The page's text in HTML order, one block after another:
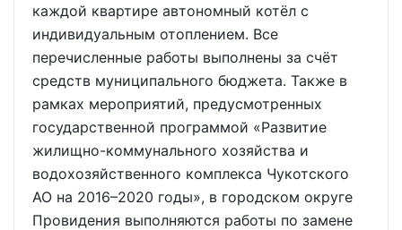
каждой квартире автономный котёл с
индивидуальным отоплением. Все
перечисленные работы выполнены за счёт
средств муниципального бюджета. Также в
рамках мероприятий, предусмотренных
государственной программой «Развитие
жилищно-коммунального хозяйства и
водохозяйственного комплекса Чукотского
АО на 2016–2020 годы», в городском округе
Провидения выполняются работы по замене